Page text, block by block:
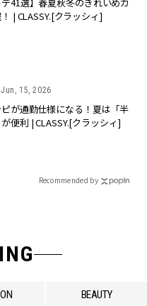
デ41選】春夏秋冬のきれいめカ
| CLASSY.[クラッシィ]
Jun, 15, 2026
が通勤仕様になる！夏は「半
便利 | CLASSY.[クラッシィ]
Recommended by
BEAUTY